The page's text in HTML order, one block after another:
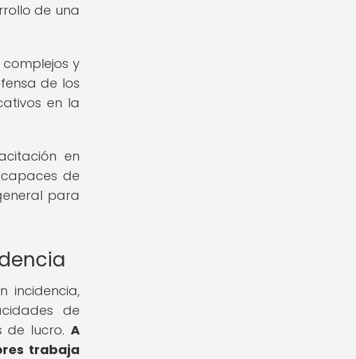
de una
y
de los
en la
en
de
para
incidencia,
de
de lucro. A
trabaja